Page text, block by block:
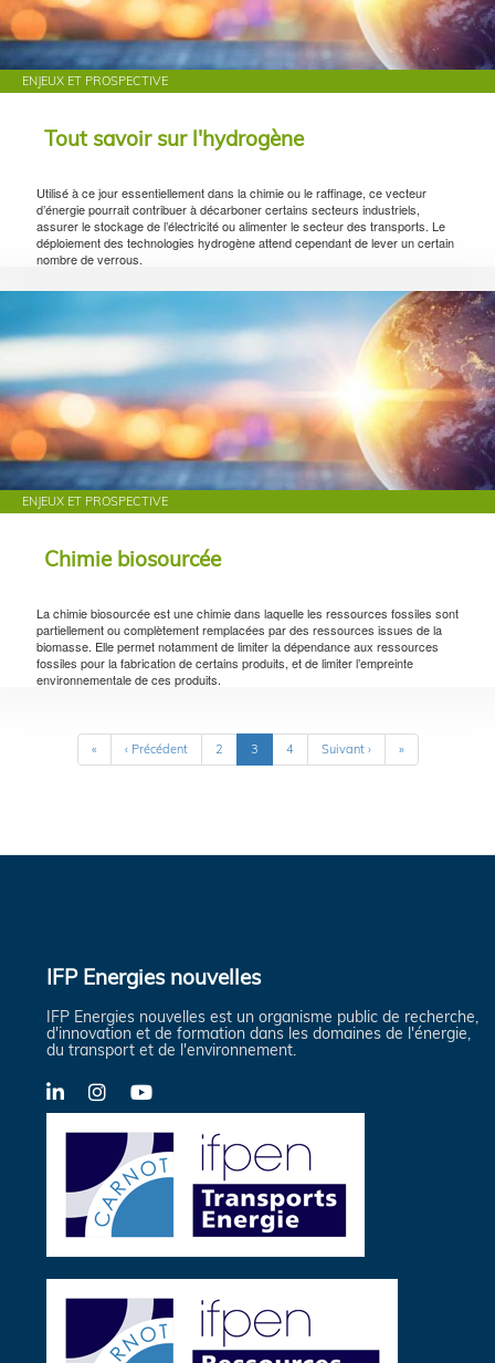
ENJEUX ET PROSPECTIVE
Tout savoir sur l'hydrogène
Utilisé à ce jour essentiellement dans la chimie ou le raffinage, ce vecteur
d’énergie pourrait contribuer à décarboner certains secteurs industriels,
assurer le stockage de l’électricité ou alimenter le secteur des transports. Le
déploiement des technologies hydrogène attend cependant de lever un certain
nombre de verrous.
ENJEUX ET PROSPECTIVE
Chimie biosourcée
La chimie biosourcée est une chimie dans laquelle les ressources fossiles sont
partiellement ou complètement remplacées par des ressources issues de la
biomasse. Elle permet notamment de limiter la dépendance aux ressources
fossiles pour la fabrication de certains produits, et de limiter l’empreinte
environnementale de ces produits.
Pagination
Première
page
«
Page
précédente
‹ Précédent Page
2
Page
courante
3 Page
4
Page
suivante
Suivant ›
Dernière
page
»
IFP Energies nouvelles
IFP Energies nouvelles est un organisme public de recherche,
d'innovation et de formation dans les domaines de l'énergie,
du transport et de l'environnement.
LinkedInInstagramYouTube